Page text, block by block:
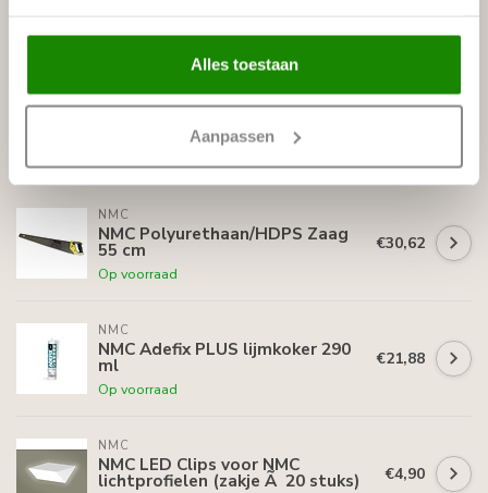
Alles toestaan
Aanpassen
NMC
NMC Verstekbak ART DECO
NMC
NMC Polyurethaan/HDPS Zaag
55 cm
Op voorraad
€30,62
NMC
NMC Adefix PLUS lijmkoker 290
ml
Op voorraad
€21,88
NMC
NMC LED Clips voor NMC
lichtprofielen (zakje Ã 20 stuks) €4,90